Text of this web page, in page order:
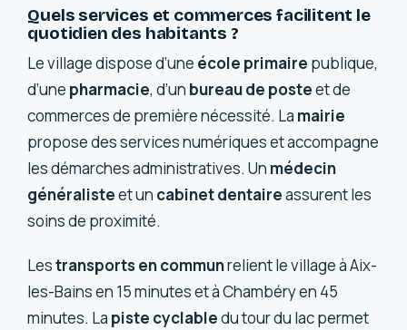
Quels services et commerces facilitent le
quotidien des habitants ?
Le village dispose d’une école primaire publique,
d’une pharmacie, d’un bureau de posteet de
commerces de première nécessité. La mairie
propose des services numériques et accompagne
les démarches administratives. Un médecin
généralisteet un cabinet dentaireassurent les
soins de proximité.
Lestransports en communrelient le village à Aix-
les-Bains en 15 minutes et à Chambéry en 45
minutes. La piste cyclabledu tour du lac permet